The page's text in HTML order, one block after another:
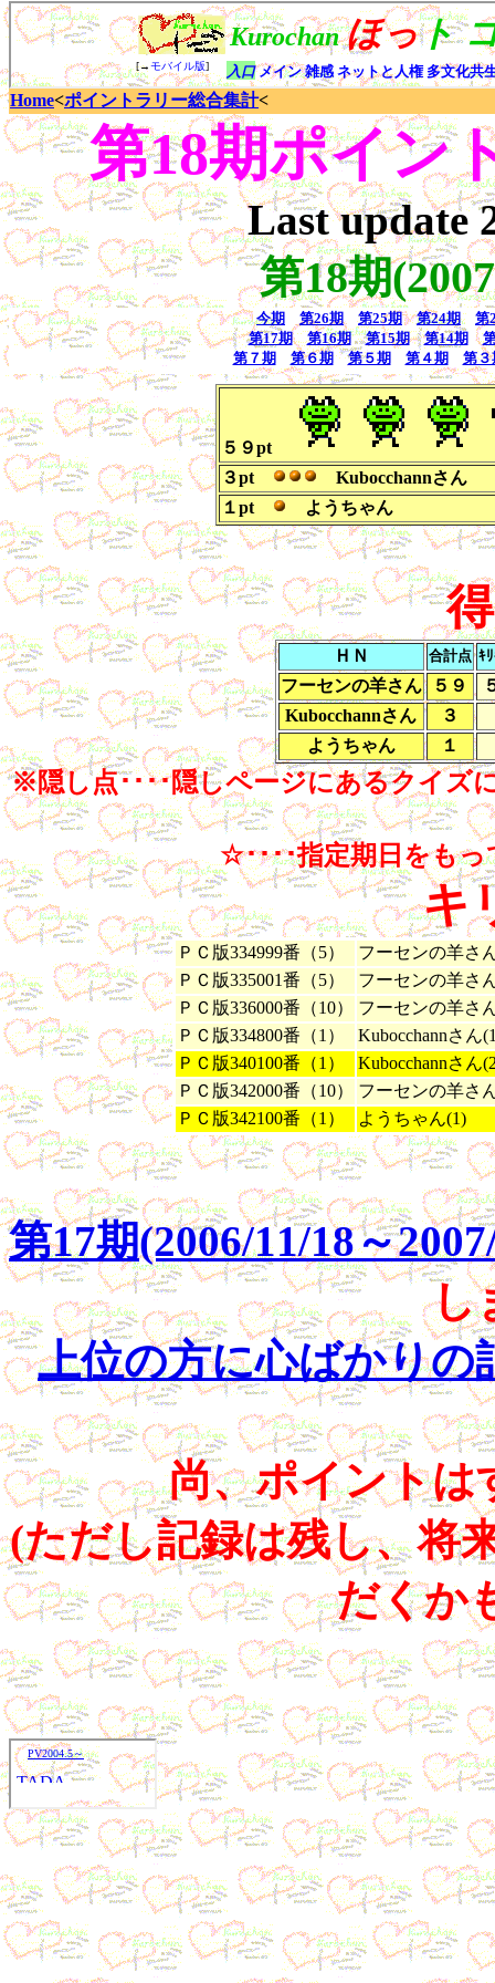
Home<ポイントラリー総合集計<
第18期ポイン
Last update
第18期
５９pt
３pt
Kubocchannさん
１pt
ようちゃん
ＨＮ 合計点 ｷ
フーセンの羊さん ５９
Kubocchannさん
３
ようちゃん
１
※隠し点････隠しページにあるクイズ
☆････指定期日をも
キ
ＰＣ版334999番（5）
フーセンの羊さ
ＰＣ版335001番（5）
フーセンの羊さ
ＰＣ版336000番（10）
フーセンの羊さ
ＰＣ版334800番（1）
Kubocchannさん
ＰＣ版340100番（1）
Kubocchannさん
ＰＣ版342000番（10）
フーセンの羊さ
ＰＣ版342100番（1）
ようちゃん(1)
第17期(2006/11/18～
し
上位の方に心ばかりの
尚、ポイントは
(ただし記録は残し、将
だくか